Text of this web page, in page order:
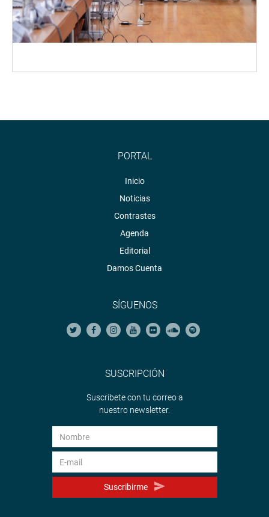
PORTAL
Inicio
Noticias
Contrastes
Agenda
Editorial
Damos Cuenta
SÍGUENOS
SUSCRIPCIÓN
Suscríbete con tu correo a
nuestro newsletter.
Suscribirme